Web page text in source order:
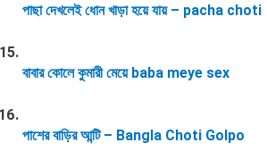
পাছা দেখলেই ধোন খাড়া হয়ে যায় – pacha choti
বাবার কোলে কুমারী মেয়ে baba meye sex
পাশের বাড়ির আন্টি – Bangla Choti Golpo